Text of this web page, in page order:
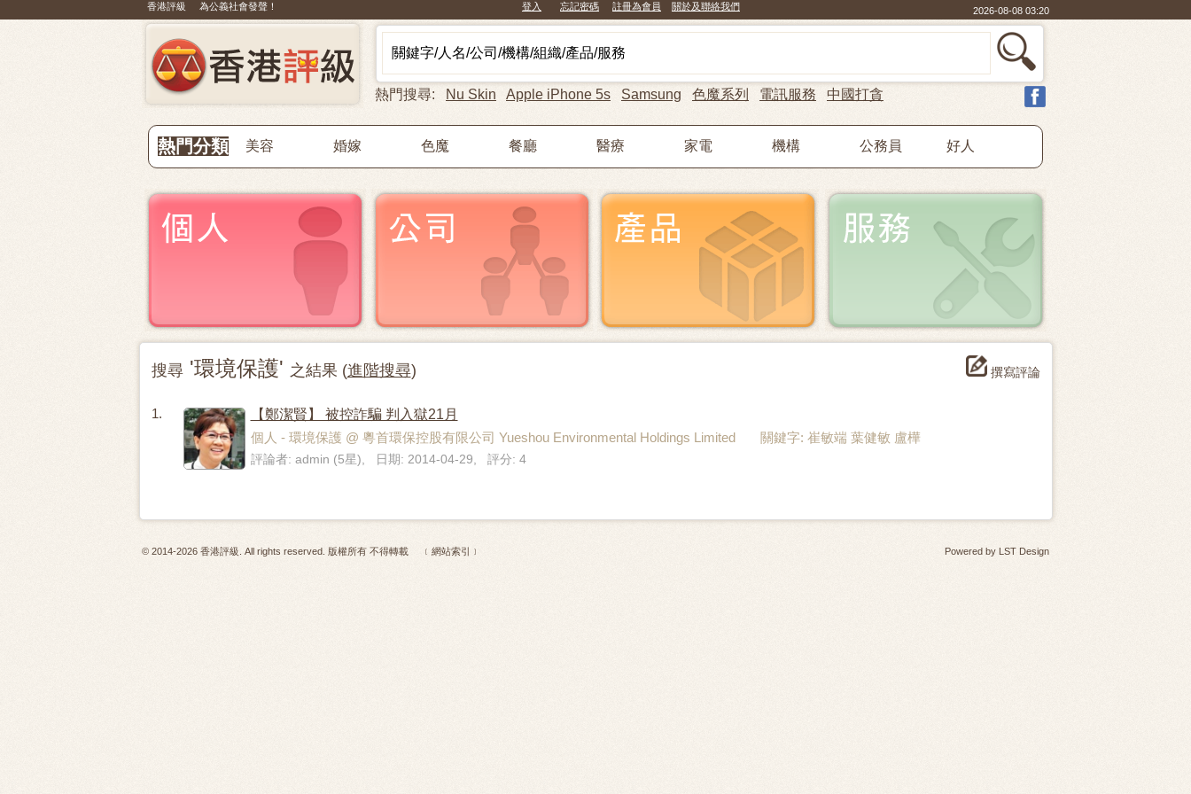
香港評級 為公義社會發聲！ 登入 忘記密碼 註冊為會員 關於及聯絡我們 2026-08-08 03:20
熱門搜尋: Nu Skin Apple iPhone 5s Samsung 色魔系列 電訊服務 中國打貪
熱門分類 美容 婚嫁 色魔 餐廳 醫療 家電 機構 公務員 好人
搜尋'環境保護' 之結果 (進階搜尋) 撰寫評論
1.
【鄭潔賢】 被控詐騙 判入獄21月
個人 - 環境保護 @ 粵首環保控股有限公司 Yueshou Environmental Holdings Limited 關鍵字: 崔敏端 葉健敏 盧樺
評論者: admin (5星), 日期: 2014-04-29, 評分: 4
© 2014-2026 香港評級. All rights reserved. 版權所有 不得轉載 ﹝網站索引﹞ Powered by LST Design